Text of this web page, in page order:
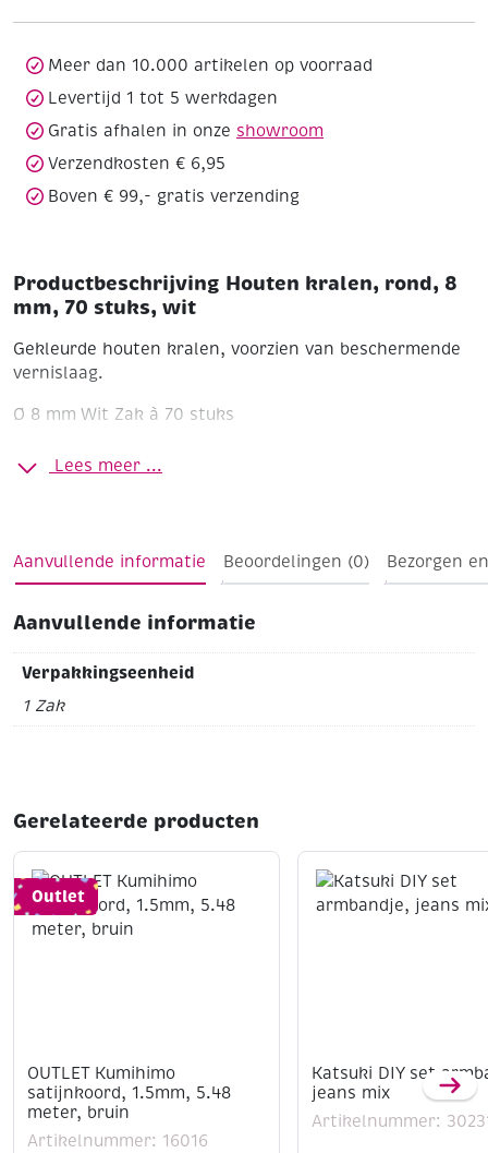
stuks,
Meer dan 10.000 artikelen op voorraad
Levertijd 1 tot 5 werkdagen
Gratis afhalen in onze showroom
Verzendkosten € 6,95
Boven € 99,- gratis verzending
Productbeschrijving Houten kralen, rond, 8
mm, 70 stuks, wit
Gekleurde houten kralen, voorzien van beschermende
vernislaag.
Ø 8 mm Wit Zak à 70 stuks
Lees meer ...
Aanvullende informatie Beoordelingen (0) Bezorgen
Aanvullende informatie
Verpakkingseenheid
1 Zak
Gerelateerde producten
Outlet
OUTLET Kumihimo
satijnkoord, 1.5mm, 5.48
meter, bruin
Artikelnummer: 16016
Katsuki DIY set
jeans mix
Artikelnummer: